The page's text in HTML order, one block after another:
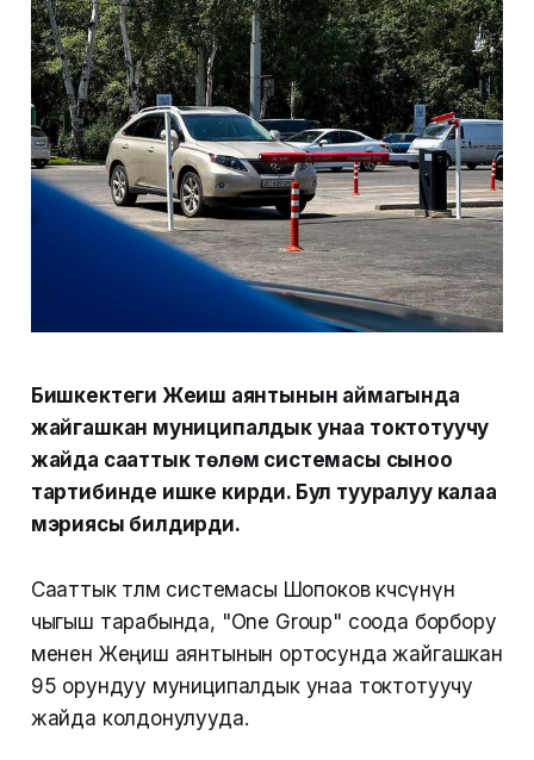
Бишкектеги Жеңиш аянтынын аймагында
жайгашкан муниципалдык унаа токтотуучу
жайда сааттык төлөм системасы сыноо
тартибинде ишке кирди. Бул тууралуу калаа
мэриясы билдирди.
Сааттык төлөм системасы Шопоков көчөсүнүн
чыгыш тарабында, "One Group" соода борбору
менен Жеңиш аянтынын ортосунда жайгашкан
95 орундуу муниципалдык унаа токтотуучу
жайда колдонулууда.